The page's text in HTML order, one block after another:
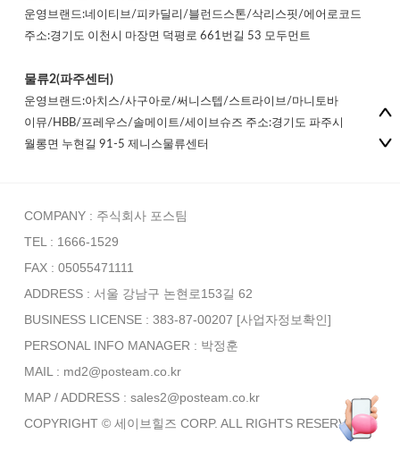
운영브랜드:네이티브/피카딜리/블런드스톤/삭리스핏/에어로코드
주소:경기도 이천시 마장면 덕평로 661번길 53 모두먼트
물류2(파주센터)
운영브랜드:아치스/사구아로/써니스텝/스트라이브/마니토바
이뮤/HBB/프레우스/솔메이트/세이브슈즈 주소:경기도 파주시
월롱면 누현길 91-5 제니스물류센터
COMPANY : 주식회사 포스팀
TEL : 1666-1529
FAX : 05055471111
ADDRESS : 서울 강남구 논현로153길 62
BUSINESS LICENSE : 383-87-00207 [사업자정보확인]
PERSONAL INFO MANAGER : 박정훈
MAIL : md2@posteam.co.kr
MAP / ADDRESS : sales2@posteam.co.kr
COPYRIGHT © 세이브힐즈 CORP. ALL RIGHTS RESERVED.